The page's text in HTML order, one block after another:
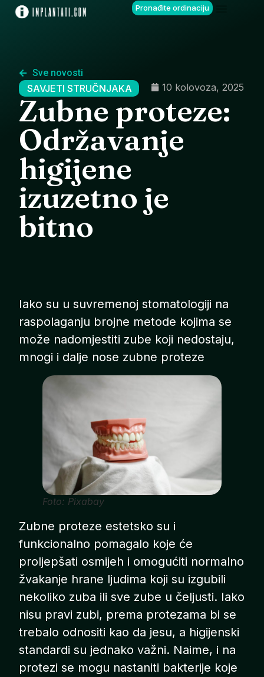
Pronađite ordinaciju
Sve novosti
SAVJETI STRUČNJAKA 10 kolovoza, 2025
Zubne proteze:
Održavanje
higijene
izuzetno je
bitno
Iako su u suvremenoj stomatologiji na
raspolaganju brojne metode kojima se
može nadomjestiti zube koji nedostaju,
mnogi i dalje nose zubne proteze
Foto: Pixabay
Zubne proteze estetsko su i
funkcionalno pomagalo koje će
proljepšati osmijeh i omogućiti normalno
žvakanje hrane ljudima koji su izgubili
nekoliko zuba ili sve zube u čeljusti. Iako
nisu pravi zubi, prema protezama bi se
trebalo odnositi kao da jesu, a higijenski
standardi su jednako važni. Naime, i na
protezi se mogu nastaniti bakterije koje